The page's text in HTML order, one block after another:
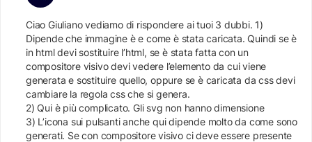
Ciao Giuliano vediamo di rispondere ai tuoi 3 dubbi. 1)
Dipende che immagine è e come è stata caricata. Quindi se è
in html devi sostituire l’html, se è stata fatta con un
compositore visivo devi vedere l’elemento da cui viene
generata e sostituire quello, oppure se è caricata da css devi
cambiare la regola css che si genera.
2) Qui è più complicato. Gli svg non hanno dimensione
3) L’icona sui pulsanti anche qui dipende molto da come sono
generati. Se con compositore visivo ci deve essere presente